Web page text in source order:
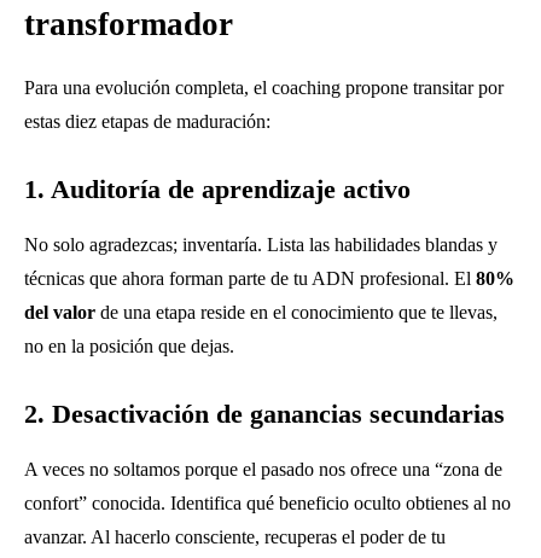
transformador
Para una evolución completa, el coaching propone transitar por
estas diez etapas de maduración:
1. Auditoría de aprendizaje activo
No solo agradezcas; inventaría. Lista las habilidades blandas y
técnicas que ahora forman parte de tu ADN profesional. El 80%
del valor de una etapa reside en el conocimiento que te llevas,
no en la posición que dejas.
2. Desactivación de ganancias secundarias
A veces no soltamos porque el pasado nos ofrece una “zona de
confort” conocida. Identifica qué beneficio oculto obtienes al no
avanzar. Al hacerlo consciente, recuperas el poder de tu